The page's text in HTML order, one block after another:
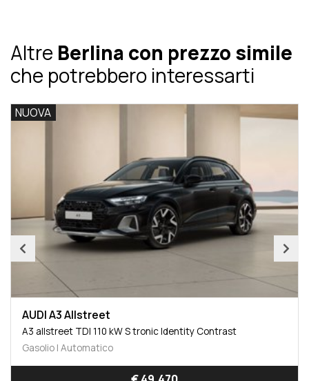
Altre Berlina con prezzo simile
che potrebbero interessarti
NUOVA
AUDI A3 Allstreet
A3 allstreet TDI 110 kW S tronic Identity Contrast
Gasolio | Automatico